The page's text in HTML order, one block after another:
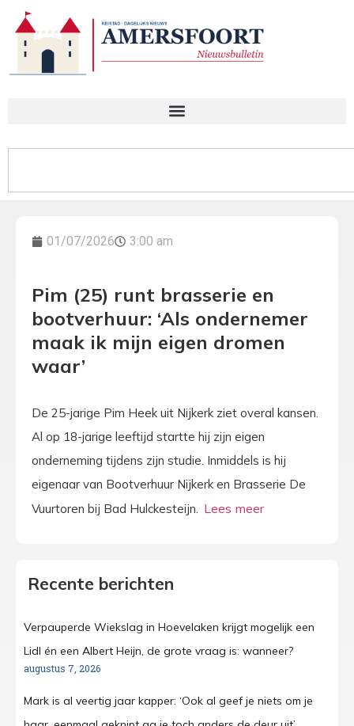
01/07/2026 3:00 am
Pim (25) runt brasserie en
bootverhuur: ‘Als ondernemer
maak ik mijn eigen dromen
waar’
De 25-jarige Pim Heek uit Nijkerk ziet overal kansen.
Al op 18-jarige leeftijd startte hij zijn eigen
onderneming tijdens zijn studie. Inmiddels is hij
eigenaar van Bootverhuur Nijkerk en Brasserie De
Vuurtoren bij Bad Hulckesteijn.
Recente berichten
Verpauperde Wiekslag in Hoevelaken krijgt mogelijk een
Lidl én een Albert Heijn, de grote vraag is: wanneer?
augustus 7, 2026
Mark is al veertig jaar kapper: ‘Ook al geef je niets om je